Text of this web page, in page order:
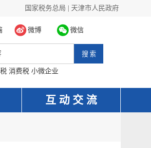
国家税务总局 天津市人民政府
微博 微信
消费税 小微企业
互 动 交 流